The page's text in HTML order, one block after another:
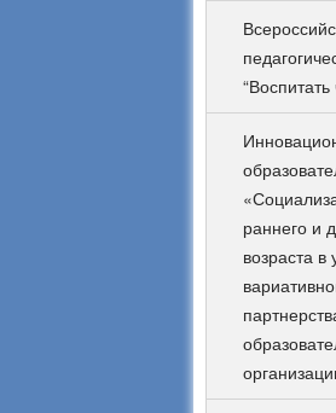
“Воспитать
раннего и
возраста в